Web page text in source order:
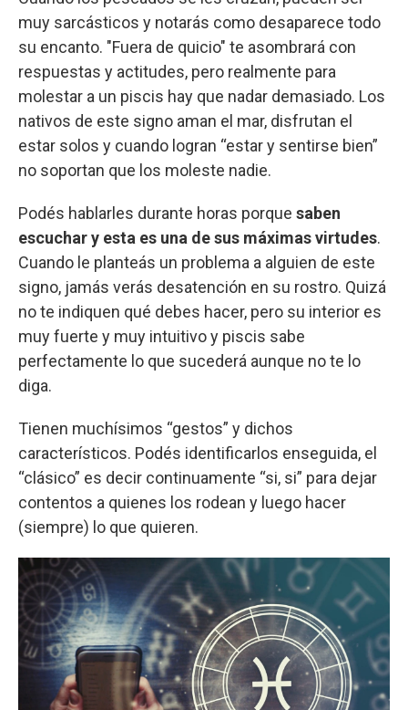
muy sarcásticos y notarás como desaparece todo
su encanto. "Fuera de quicio" te asombrará con
respuestas y actitudes, pero realmente para
molestar a un piscis hay que nadar demasiado. Los
nativos de este signo aman el mar, disfrutan el
estar solos y cuando logran “estar y sentirse bien”
no soportan que los moleste nadie.
Podés hablarles durante horas porque saben
escuchar y esta es una de sus máximas virtudes.
Cuando le planteás un problema a alguien de este
signo, jamás verás desatención en su rostro. Quizá
no te indiquen qué debes hacer, pero su interior es
muy fuerte y muy intuitivo y piscis sabe
perfectamente lo que sucederá aunque no te lo
diga.
Tienen muchísimos “gestos” y dichos
característicos. Podés identificarlos enseguida, el
“clásico” es decir continuamente “si, si” para dejar
contentos a quienes los rodean y luego hacer
(siempre) lo que quieren.